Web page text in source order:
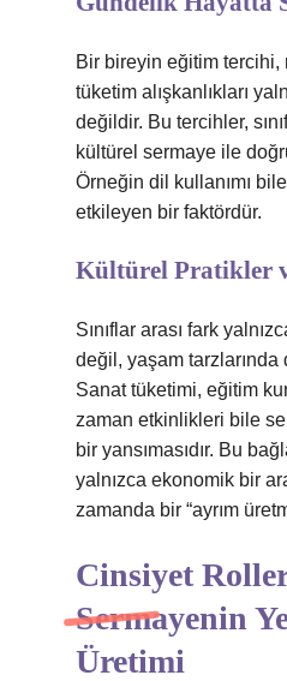
Bir bireyin eğitim
tüketim alışkanlıkları
değildir. Bu tercihler,
kültürel sermaye ile
Örneğin dil kullanımı
etkileyen bir faktördür.
Kültürel Pratikler
Sınıflar arası fark
değil, yaşam tarzlarında
Sanat tüketimi, eğitim
zaman etkinlikleri bile
bir yansımasıdır. Bu
yalnızca ekonomik bir
zamanda bir “ayrım
Cinsiyet
Sermayenin
Üretimi